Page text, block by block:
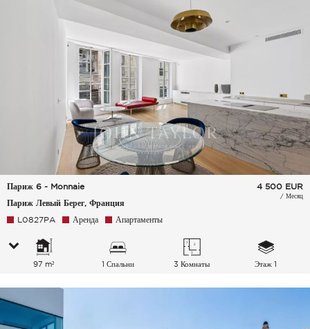
Париж 6 - Monnaie
Париж Левый Берег, Франция
4 500 EUR
/ Месяц
L0827PA Аренда Апартаменты
97 m² 1 Спальни 3 Комнаты Этаж 1